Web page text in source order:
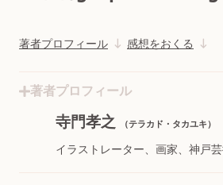
著者プロフィール 感想をおくる
著者プロフィール
寺門孝之 （テラカド・タカユキ）
イラストレーター、画家、神戸